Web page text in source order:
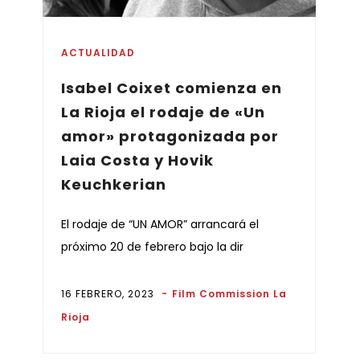
ACTUALIDAD
Isabel Coixet comienza en
La Rioja el rodaje de «Un
amor» protagonizada por
Laia Costa y Hovik
Keuchkerian
El rodaje de “UN AMOR” arrancará el
próximo 20 de febrero bajo la dir
16 FEBRERO, 2023
Film Commission La
Rioja